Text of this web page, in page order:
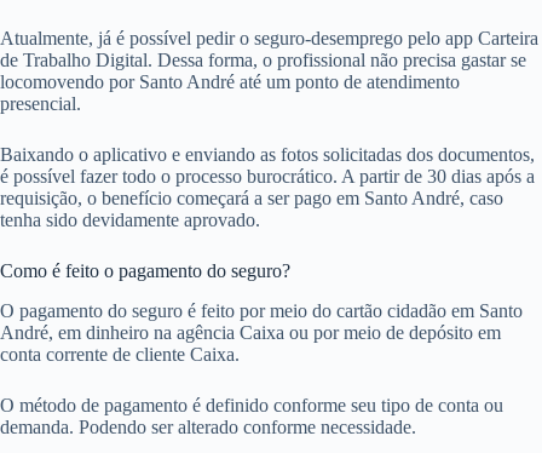
Atualmente, já é possível pedir o seguro-desemprego pelo app Carteira
de Trabalho Digital. Dessa forma, o profissional não precisa gastar se
locomovendo por Santo André até um ponto de atendimento
presencial.
Baixando o aplicativo e enviando as fotos solicitadas dos documentos,
é possível fazer todo o processo burocrático. A partir de 30 dias após a
requisição, o benefício começará a ser pago em Santo André, caso
tenha sido devidamente aprovado.
Como é feito o pagamento do seguro?
O pagamento do seguro é feito por meio do cartão cidadão em Santo
André, em dinheiro na agência Caixa ou por meio de depósito em
conta corrente de cliente Caixa.
O método de pagamento é definido conforme seu tipo de conta ou
demanda. Podendo ser alterado conforme necessidade.